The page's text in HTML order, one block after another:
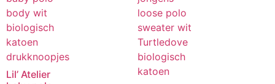
Lil’ Atelier